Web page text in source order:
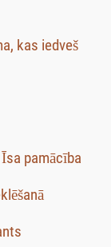
kas iedveš
pamācība